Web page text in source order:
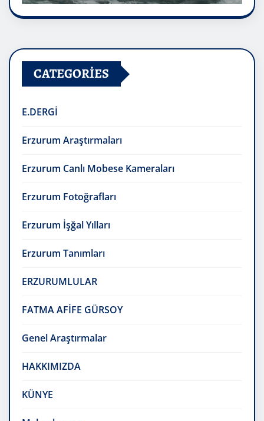
CATEGORIES
E.DERGİ
Erzurum Araştırmaları
Erzurum Canlı Mobese Kameraları
Erzurum Fotoğrafları
Erzurum İşğal Yılları
Erzurum Tanımları
ERZURUMLULAR
FATMA AFİFE GÜRSOY
Genel Araştırmalar
HAKKIMIZDA
KÜNYE